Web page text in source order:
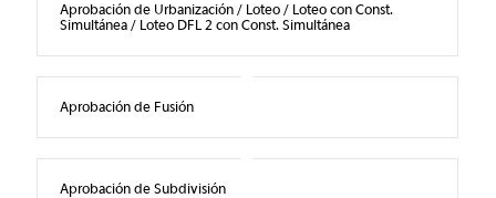
Aprobación de Urbanización / Loteo / Loteo con Const.
Simultánea / Loteo DFL 2 con Const. Simultánea
Aprobación de Fusión
Aprobación de Subdivisión